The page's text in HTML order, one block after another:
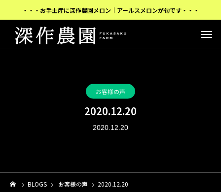
・・・お手土産に深作農園メロン｜アールスメロンが旬です・・・
お客様の声
2020.12.20
2020.12.20
BLOGS お客様の声 2020.12.20